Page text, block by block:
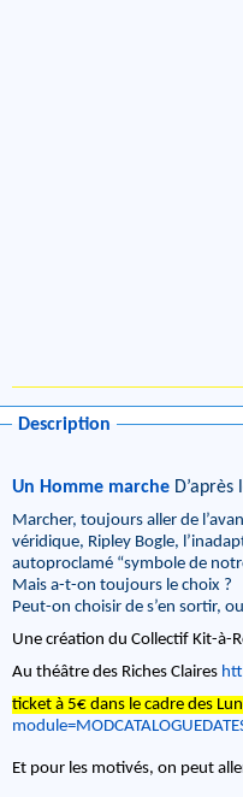
Description
Un Homme marche
Marcher, toujours aller de
véridique, Ripley Bogle,
autoproclamé “symbole de
Mais a-t-on toujours le choix ?
Peut-on choisir de s’en sortir,
Une création du Collectif Kit-à-
Au théâtre des Riches Claires
ticket à 5€ dans le cadre des
Et pour les motivés, on peut